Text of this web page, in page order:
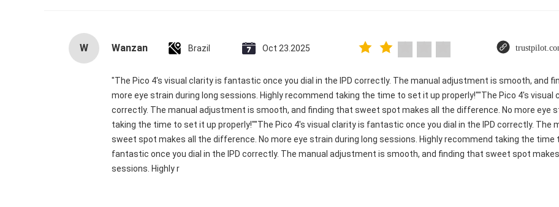
W Wanzan Brazil Oct 23.2025
"The Pico 4's visual clarity is fantastic once you dial in the IPD correctly. The manual adjustment is smooth, and
more eye strain during long sessions. Highly recommend taking the time to set it up properly!""The Pico 4's visual
correctly. The manual adjustment is smooth, and finding that sweet spot makes all the difference. No more eye
taking the time to set it up properly!""The Pico 4's visual clarity is fantastic once you dial in the IPD correctly.
sweet spot makes all the difference. No more eye strain during long sessions. Highly recommend taking the time
fantastic once you dial in the IPD correctly. The manual adjustment is smooth, and finding that sweet spot
sessions. Highly r